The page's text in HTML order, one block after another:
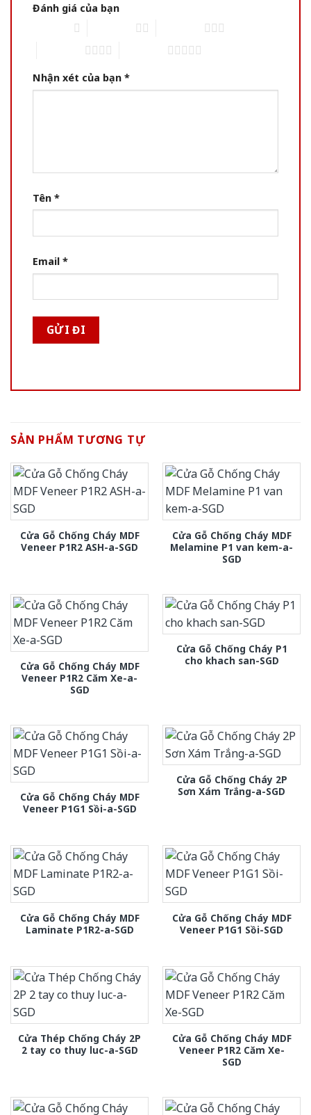
Đánh giá của bạn
Nhận xét của bạn *
Tên *
Email *
SẢN PHẨM TƯƠNG TỰ
Cửa Gỗ Chống Cháy MDF
Veneer P1R2 ASH-a-SGD
Cửa Gỗ Chống Cháy MDF
Melamine P1 van kem-a-
SGD
Cửa Gỗ Chống Cháy MDF
Veneer P1R2 Căm Xe-a-
SGD
Cửa Gỗ Chống Cháy P1
cho khach san-SGD
Cửa Gỗ Chống Cháy MDF
Veneer P1G1 Sồi-a-SGD
Cửa Gỗ Chống Cháy 2P
Sơn Xám Trắng-a-SGD
Cửa Gỗ Chống Cháy MDF
Laminate P1R2-a-SGD
Cửa Gỗ Chống Cháy MDF
Veneer P1G1 Sồi-SGD
Cửa Thép Chống Cháy 2P
2 tay co thuy luc-a-SGD
Cửa Gỗ Chống Cháy MDF
Veneer P1R2 Căm Xe-
SGD